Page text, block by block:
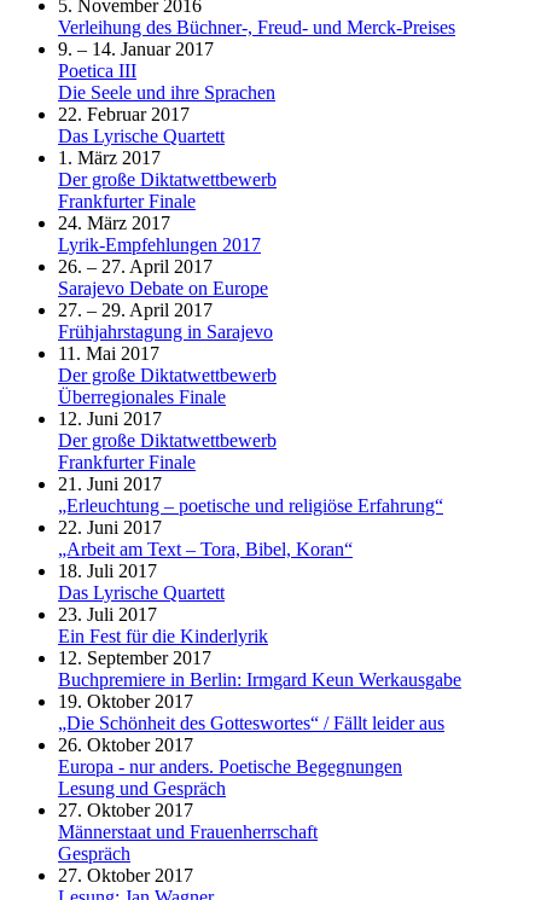
5. November 2016
Verleihung des Büchner-, Freud- und Merck-Preises
9. – 14. Januar 2017
Poetica III
Die Seele und ihre Sprachen
22. Februar 2017
Das Lyrische Quartett
1. März 2017
Der große Diktatwettbewerb
Frankfurter Finale
24. März 2017
Lyrik-Empfehlungen 2017
26. – 27. April 2017
Sarajevo Debate on Europe
27. – 29. April 2017
Frühjahrstagung in Sarajevo
11. Mai 2017
Der große Diktatwettbewerb
Überregionales Finale
12. Juni 2017
Der große Diktatwettbewerb
Frankfurter Finale
21. Juni 2017
„Erleuchtung – poetische und religiöse Erfahrung“
22. Juni 2017
„Arbeit am Text – Tora, Bibel, Koran“
18. Juli 2017
Das Lyrische Quartett
23. Juli 2017
Ein Fest für die Kinderlyrik
12. September 2017
Buchpremiere in Berlin: Irmgard Keun Werkausgabe
19. Oktober 2017
„Die Schönheit des Gotteswortes“ / Fällt leider aus
26. Oktober 2017
Europa - nur anders. Poetische Begegnungen
Lesung und Gespräch
27. Oktober 2017
Männerstaat und Frauenherrschaft
Gespräch
27. Oktober 2017